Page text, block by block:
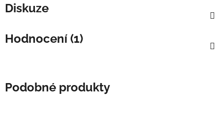
Diskuze
Hodnocení (1)
Podobné produkty